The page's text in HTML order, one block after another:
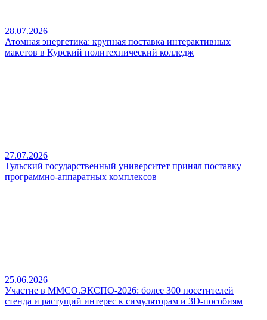
28.07.2026
Атомная энергетика: крупная поставка интерактивных
макетов в Курский политехнический колледж
27.07.2026
Тульский государственный университет принял поставку
программно-аппаратных комплексов
25.06.2026
Участие в ММСО.ЭКСПО-2026: более 300 посетителей
стенда и растущий интерес к симуляторам и 3D-пособиям